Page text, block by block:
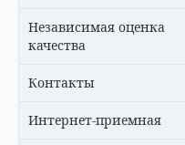
Независимая оценка
качества
Контакты
Интернет-приемная